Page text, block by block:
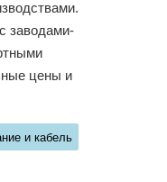
заводами-
цены и
и кабель